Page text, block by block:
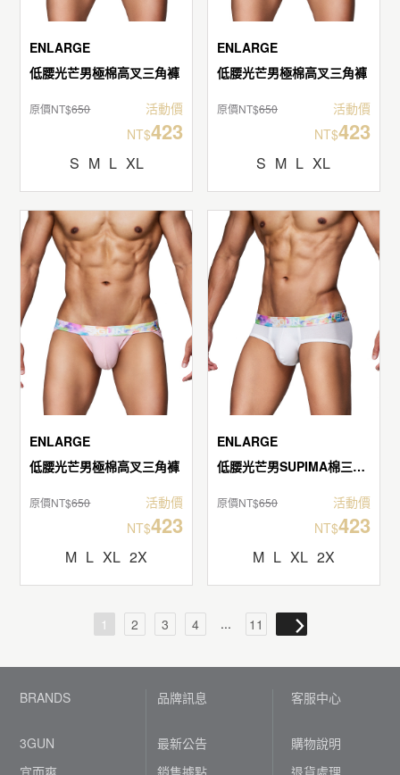
ENLARGE
低腰光芒男極棉高叉三角褲
原價NT$650
活動價
NT$423
S M L XL
ENLARGE
低腰光芒男極棉高叉三角褲
原價NT$650
活動價
NT$423
S M L XL
ENLARGE
低腰光芒男極棉高叉三角褲
原價NT$650
活動價
NT$423
M L XL 2X
ENLARGE
低腰光芒男SUPIMA棉三角褲
原價NT$650
活動價
NT$423
M L XL 2X
1 2 3 4 ... 11
BRANDS
3GUN
品牌訊息
最新公告
客服中心
購物說明